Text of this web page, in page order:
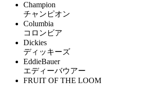
Champion
チャンピオン
Columbia
コロンビア
Dickies
ディッキーズ
EddieBauer
エディーバウアー
FRUIT OF THE LOOM